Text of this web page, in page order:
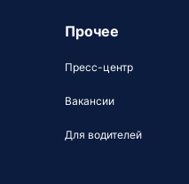
Прочее
Пресс-центр
Вакансии
Для водителей